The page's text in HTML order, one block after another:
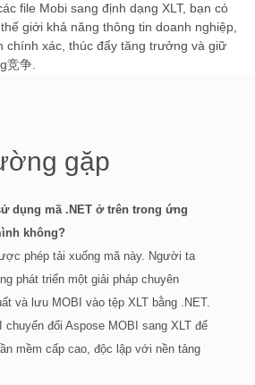
file Mobi sang định dạng XLT, bạn có
giới khả năng thông tin doanh nghiệp,
chính xác, thúc đẩy tăng trưởng và giữ
竞争.
gặp
dụng mã .NET ở trên trong ứng
không?
phép tải xuống mã này. Người ta
phát triển một giải pháp chuyên
và lưu MOBI vào tệp XLT bằng .NET.
chuyển đổi Aspose MOBI sang XLT để
mềm cấp cao, độc lập với nền tảng